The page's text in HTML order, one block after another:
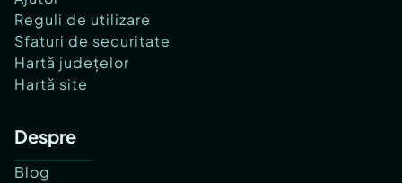
Reguli de utilizare
Sfaturi de securitate
Hartă județelor
Hartă site
Despre
Blog